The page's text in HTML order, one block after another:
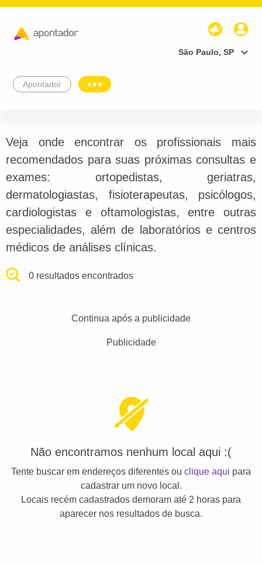
São Paulo, SP
Apontador
Veja onde encontrar os profissionais mais
recomendados para suas próximas consultas e
exames: ortopedistas, geriatras,
dermatologiastas, fisioterapeutas, psicólogos,
cardiologistas e oftamologistas, entre outras
especialidades, além de laboratórios e centros
médicos de análises clínicas.
0 resultados encontrados
Continua após a publicidade
Publicidade
Não encontramos nenhum local aqui :(
Tente buscar em endereços diferentes ou clique aqui para
cadastrar um novo local.
Locais recém cadastrados demoram até 2 horas para
aparecer nos resultados de busca.